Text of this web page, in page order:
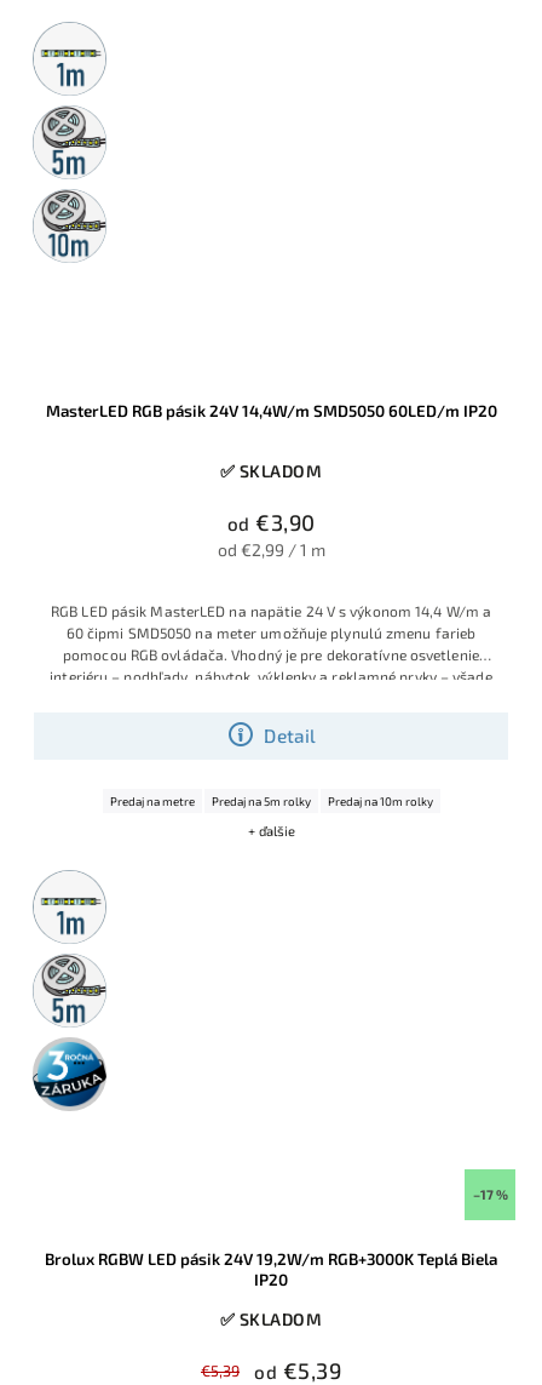
Metrážny
predaj
5m
rolka
10m
rolka
MasterLED RGB pásik 24V 14,4W/m SMD5050 60LED/m IP20
✅ SKLADOM
od €3,90
od €2,99 / 1 m
Detail
RGB LED pásik MasterLED na napätie 24 V s výkonom 14,4 W/m a
60 čipmi SMD5050 na meter umožňuje plynulú zmenu farieb
pomocou RGB ovládača. Vhodný je pre dekoratívne osvetlenie
interiéru – podhľady, nábytok, výklenky a reklamné prvky – všade
Predaj na metre Predaj na 5m rolky Predaj na 10m rolky
+ ďalšie
Metrážny
predaj
5m
rolka
3 roky
záruka
–17 %
Brolux RGBW LED pásik 24V 19,2W/m RGB+3000K Teplá Biela
IP20
✅ SKLADOM
€5,39 od €5,39